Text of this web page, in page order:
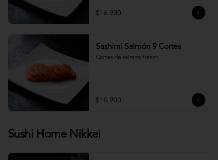
$16.900
Sashimi Salmón 9 Cortes
Cortes de salmón fresco.
$10.900
Sushi Home Nikkei